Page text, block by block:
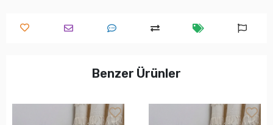
Benzer Ürünler